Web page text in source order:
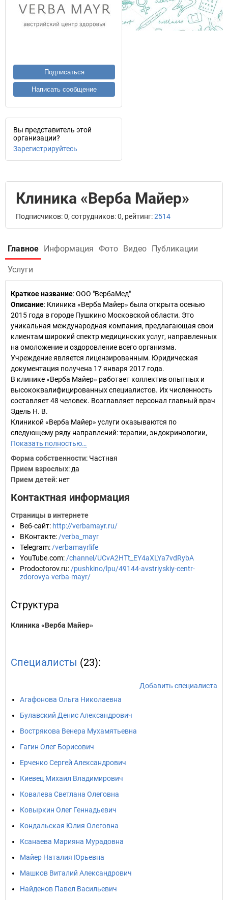
Подписаться
Написать сообщение
Вы представитель этой
организации?
Зарегистрируйтесь
Клиника «Верба Майер»
Подписчиков: 0, сотрудников: 0, рейтинг:2514
Главное Информация Фото Видео Публикации
Услуги
Краткое название:ООО "ВербаМед"
Описание: Клиника «Верба Майер» была открыта осенью
2015 года в городе Пушкино Московской области. Это
уникальная международная компания, предлагающая свои
клиентам широкий спектр медицинских услуг, направленных
на омоложение и оздоровление всего организма.
Учреждение является лицензированным. Юридическая
документация получена 17 января 2017 года.
В клинике «Верба Майер» работает коллектив опытных и
высококвалифицированных специалистов. Их численность
составляет 48 человек. Возглавляет персонал главный врач
Эдель Н. В.
Клиникой «Верба Майер» услуги оказываются по
следующему ряду направлений: терапии, эндокринологии,
Показать полностью…
Форма собственности: Частная
Прием взрослых: да
Прием детей: нет
Контактная информация
Страницы в интернете
Веб-сайт: http://verbamayr.ru/
ВКонтакте: /verba_mayr
Telegram: /verbamayrlife
YouTube.com: /channel/UCvA2HTt_EY4aXLYa7vdRybA
Prodoctorov.ru: /pushkino/lpu/49144-avstriyskiy-centr-
zdorovya-verba-mayr/
Структура
Клиника «Верба Майер»
Специалисты (23):
Добавить специалиста
Агафонова Ольга Николаевна
Булавский Денис Александрович
Вострякова Венера Мухамятьевна
Гагин Олег Борисович
Ерченко Сергей Александрович
Киевец Михаил Владимирович
Ковалева Светлана Олеговна
Ковыркин Олег Геннадьевич
Кондальская Юлия Олеговна
Ксанаева Марияна Мурадовна
Майер Наталия Юрьевна
Машков Виталий Александрович
Найденов Павел Васильевич